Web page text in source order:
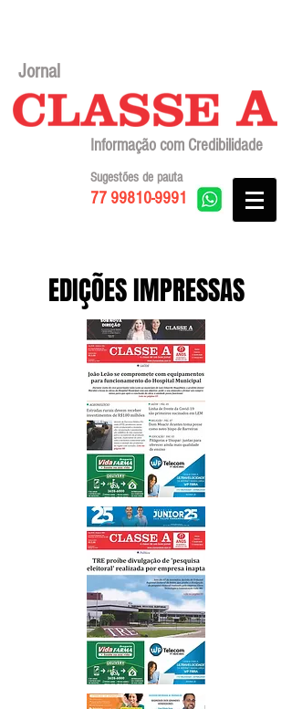
Jornal
Informação com Credibilidade
77 99810-9991
Sugestões de pauta
EDIÇÕES IMPRESSAS